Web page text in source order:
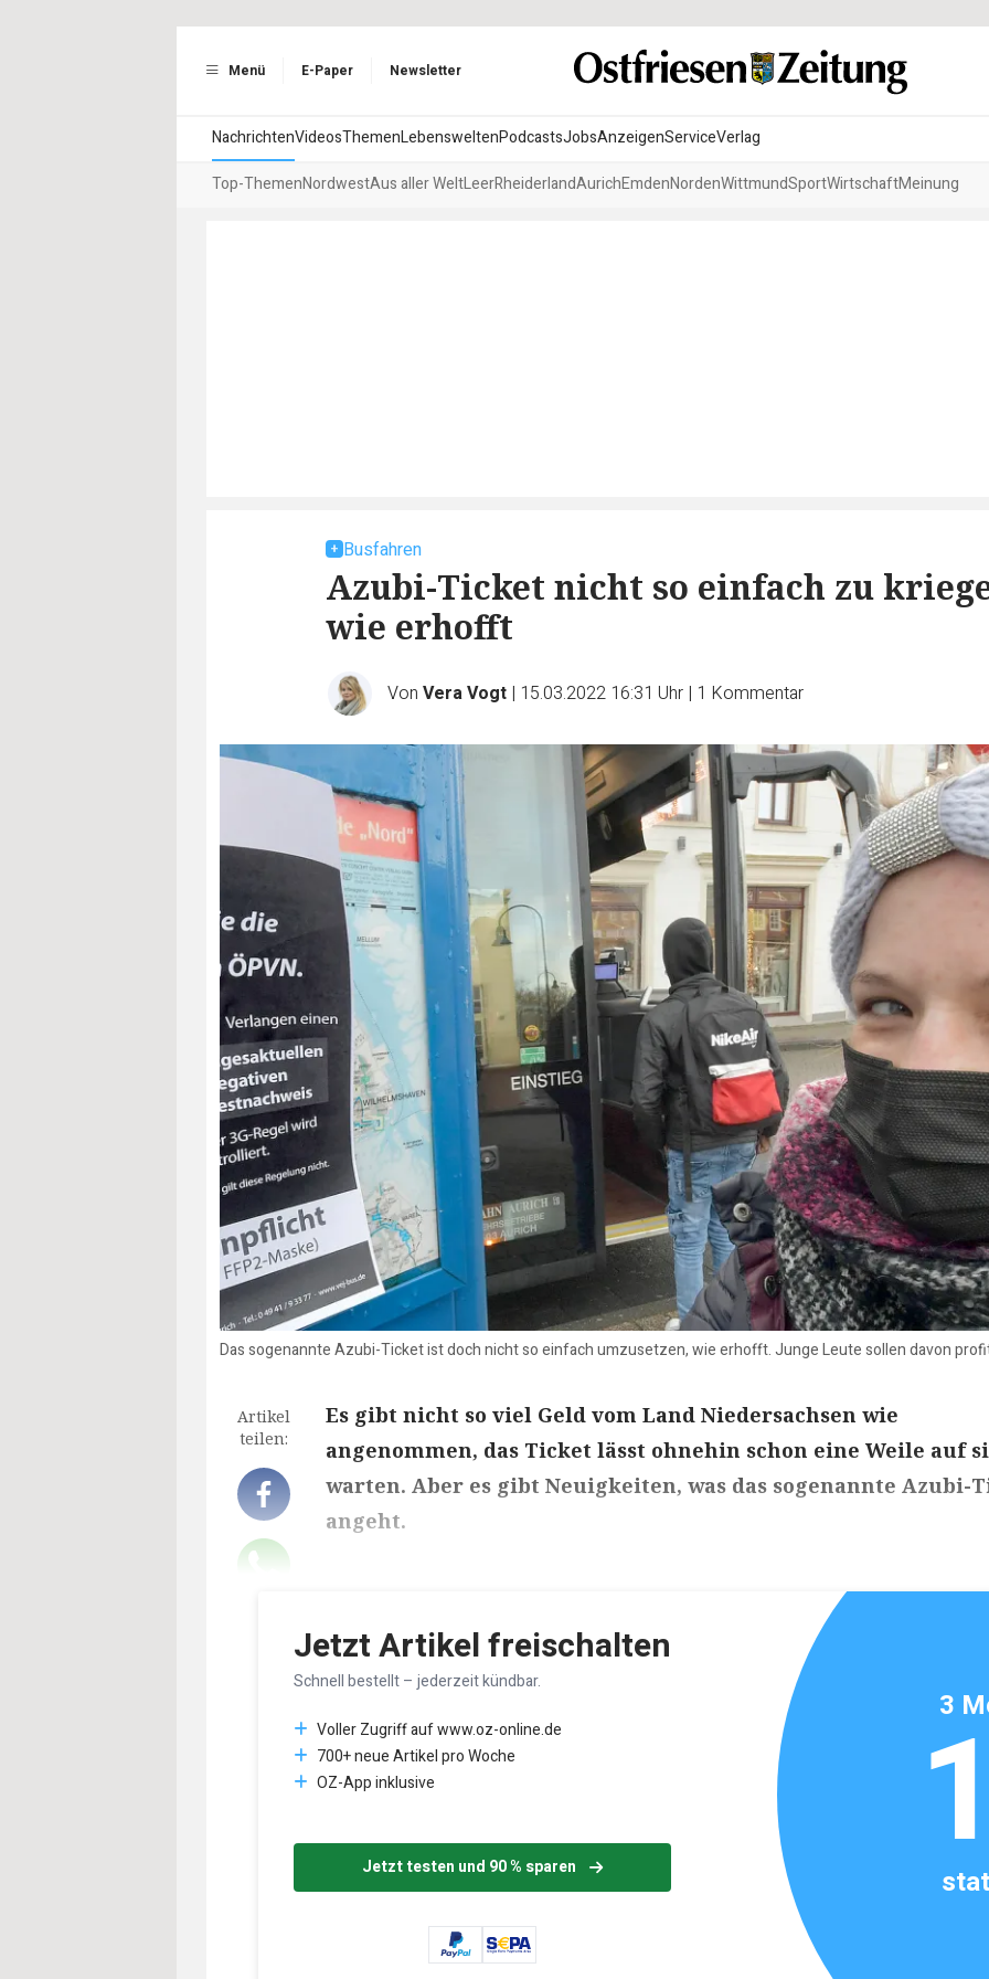
Menü E-Paper Newsletter
NachrichtenVideosThemenLebensweltenPodcastsJobsAnzeigenServiceVerlag
Top-ThemenNordwestAus aller WeltLeerRheiderlandAurichEmdenNordenWittmundSportWirtschaftMeinung
Busfahren
Azubi-Ticket nicht so einfach zu
wie erhofft
Von Vera Vogt | 15.03.2022 16:31 Uhr | 1 Kommentar
Das sogenannte Azubi-Ticket ist doch nicht so einfach umzusetzen, wie erhofft. Junge Leute sollen davon
Artikel
teilen:
Es gibt nicht so viel Geld vom Land Niedersachsen wie
angenommen, das Ticket lässt ohnehin schon eine Weile auf
warten. Aber es gibt Neuigkeiten, was das sogenannte Azubi-
angeht.
Jetzt Artikel freischalten
Schnell bestellt – jederzeit kündbar.
Voller Zugriff auf www.oz-online.de
700+ neue Artikel pro Woche
OZ-App inklusive
Jetzt testen und 90 % sparen
3